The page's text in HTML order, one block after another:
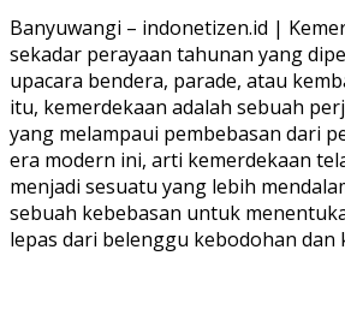
Banyuwangi – indonetizen.id |
sekadar perayaan tahunan yang
upacara bendera, parade, atau
itu, kemerdekaan adalah sebuah
yang melampaui pembebasan dari
era modern ini, arti kemerdekaan
menjadi sesuatu yang lebih
sebuah kebebasan untuk
lepas dari belenggu kebodohan dan